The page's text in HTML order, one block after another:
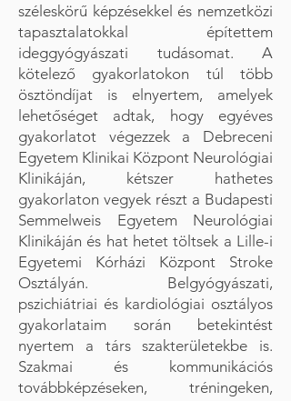
széleskörű képzésekkel és nemzetközi
tapasztalatokkal építettem
ideggyógyászati tudásomat. A
kötelező gyakorlatokon túl több
ösztöndíjat is elnyertem, amelyek
lehetőséget adtak, hogy egyéves
gyakorlatot végezzek a Debreceni
Egyetem Klinikai Központ Neurológiai
Klinikáján, kétszer hathetes
gyakorlaton vegyek részt a Budapesti
Semmelweis Egyetem Neurológiai
Klinikáján és hat hetet töltsek a Lille-i
Egyetemi Kórházi Központ Stroke
Osztályán. Belgyógyászati,
pszichiátriai és kardiológiai osztályos
gyakorlataim során betekintést
nyertem a társ szakterületekbe is.
Szakmai és kommunikációs
továbbképzéseken, tréningeken,